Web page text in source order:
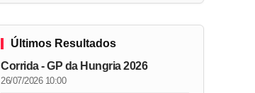
Últimos Resultados
Corrida - GP da Hungria 2026
26/07/2026 10:00